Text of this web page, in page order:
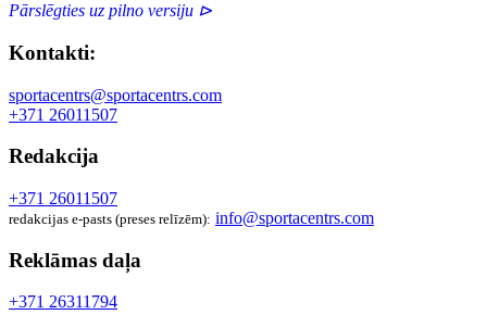
Pārslēgties uz pilno versiju ⊳
Kontakti:
sportacentrs@sportacentrs.com
+371 26011507
Redakcija
+371 26011507
redakcijas e-pasts (preses relīzēm): info@sportacentrs.com
Reklāmas daļa
+371 26311794